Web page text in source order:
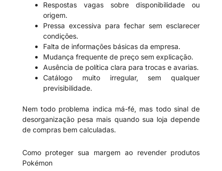
Respostas vagas sobre disponibilidade ou
origem.
Pressa excessiva para fechar sem esclarecer
condições.
Falta de informações básicas da empresa.
Mudança frequente de preço sem explicação.
Ausência de política clara para trocas e avarias.
Catálogo muito irregular, sem qualquer
previsibilidade.
Nem todo problema indica má-fé, mas todo sinal de
desorganização pesa mais quando sua loja depende
de compras bem calculadas.
Como proteger sua margem ao revender produtos
Pokémon